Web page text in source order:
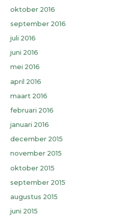
oktober 2016
september 2016
juli 2016
juni 2016
mei 2016
april 2016
maart 2016
februari 2016
januari 2016
december 2015
november 2015
oktober 2015
september 2015
augustus 2015
juni 2015